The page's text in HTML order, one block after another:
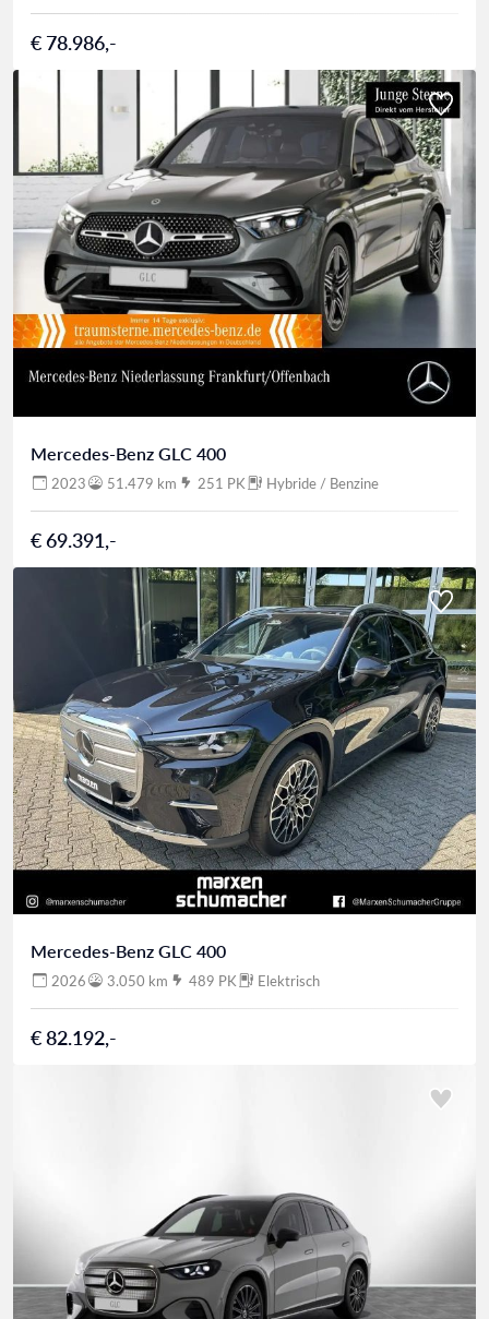
€ 78.986,-
Mercedes-Benz GLC 400
2023 51.479 km 251 PK Hybride / Benzine
€ 69.391,-
Mercedes-Benz GLC 400
2026 3.050 km 489 PK Elektrisch
€ 82.192,-